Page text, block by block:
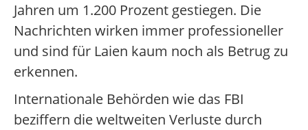
Jahren um 1.200 Prozent gestiegen. Die
Nachrichten wirken immer professioneller
und sind für Laien kaum noch als Betrug zu
erkennen.
Internationale Behörden wie das FBI
beziffern die weltweiten Verluste durch